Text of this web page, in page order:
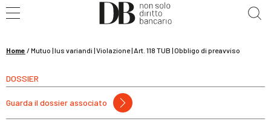
Home /Mutuo | Ius variandi | Violazione | Art. 118 TUB | Obbligo di preavviso
DOSSIER
Guarda il dossier associato